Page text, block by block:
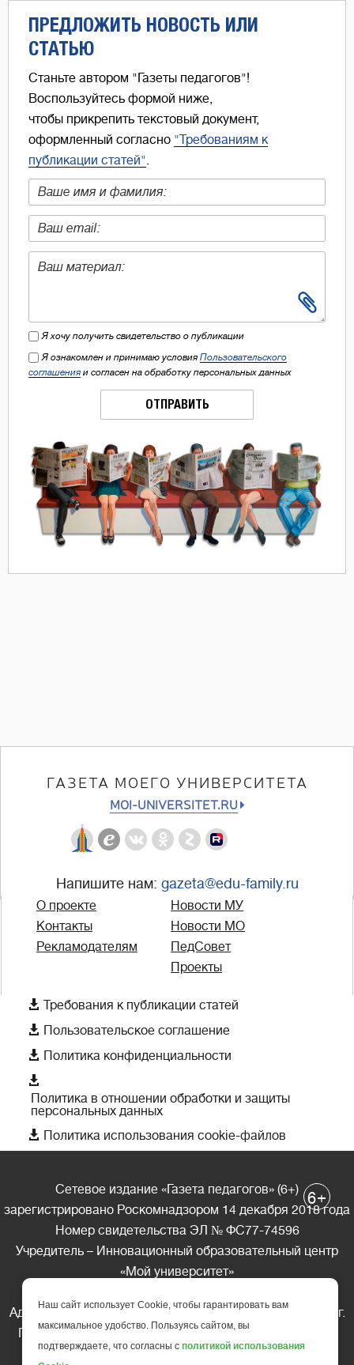
ПРЕДЛОЖИТЬ НОВОСТЬ ИЛИ
СТАТЬЮ
Станьте автором "Газеты педагогов"!
Воспользуйтесь формой ниже,
чтобы прикрепить текстовый документ,
оформленный согласно "Требованиям к
публикации статей".
Я хочу получить свидетельство о публикации
Я ознакомлен и принимаю условия Пользовательского
соглашения и согласен на обработку персональных данных
ОТПРАВИТЬ
ГАЗЕТА МОЕГО УНИВЕРСИТЕТА
MOI-UNIVERSITET.RU
Напишите нам: gazeta@edu-family.ru
О проекте
Контакты
Рекламодателям
Новости МУ
Новости МО
ПедСовет
Проекты
 Требования к публикации статей
 Пользовательское соглашение
 Политика конфиденциальности

Политика в отношении обработки и защиты
персональных данных
 Политика использования cookie-файлов
Сетевое издание «Газета педагогов» (6+)
зарегистрировано Роскомнадзором 14 декабря 2018 года
Номер свидетельства ЭЛ № ФС77-74596
Учредитель – Инновационный образовательный центр
«Мой университет»
Адрес редакции: 185035 Россия, Республика Карелия, г.
Петрозаводск, ул. Фридриха Энгельса д.10, офис 211
Телефон редакции: +7 (499) 685-10-45
6+
Наш сайт использует Cookie, чтобы гарантировать вам
максимальное удобство. Пользуясь сайтом, вы
подтверждаете, что согласны с политикой использования